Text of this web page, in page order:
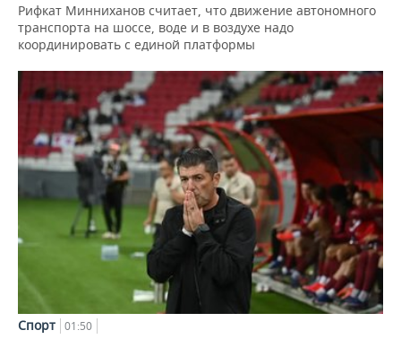
Рифкат Минниханов считает, что движение автономного
транспорта на шоссе, воде и в воздухе надо
координировать с единой платформы
Спорт 01:50